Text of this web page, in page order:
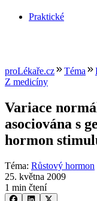
Praktické
proLékaře.cz Téma
Z medicíny
Variace
asociována s
hormon
Téma: Růstový hormon
25. května 2009
1 min čtení